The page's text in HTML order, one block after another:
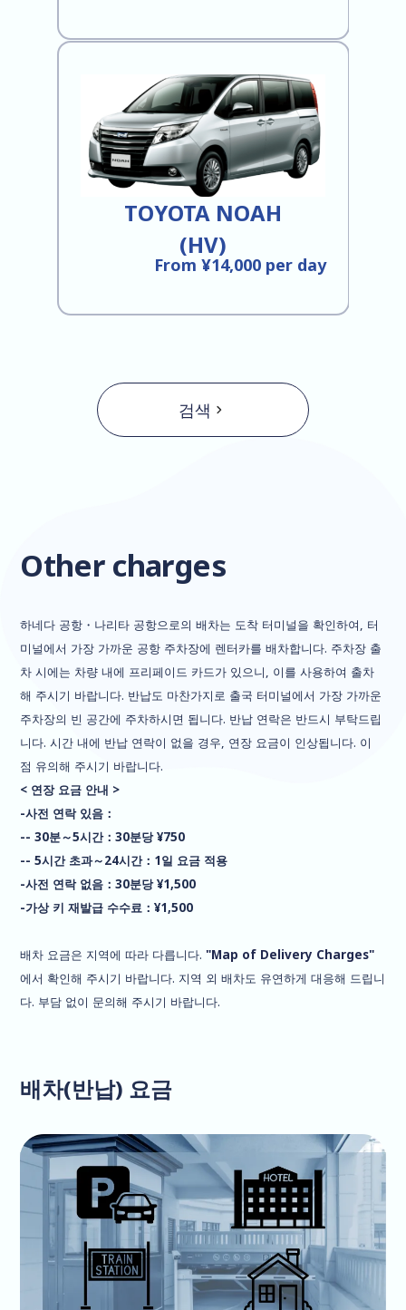
TOYOTA NOAH
(HV)
From ¥14,000 per day
검색
Other charges
하네다 공항・나리타 공항으로의 배차는 도착 터미널을 확인하여, 터
미널에서 가장 가까운 공항 주차장에 렌터카를 배차합니다. 주차장 출
차 시에는 차량 내에 프리페이드 카드가 있으니, 이를 사용하여 출차
해 주시기 바랍니다. 반납도 마찬가지로 출국 터미널에서 가장 가까운
주차장의 빈 공간에 주차하시면 됩니다. 반납 연락은 반드시 부탁드립
니다. 시간 내에 반납 연락이 없을 경우, 연장 요금이 인상됩니다. 이
점 유의해 주시기 바랍니다.
< 연장 요금 안내 >
-사전 연락 있음：
-- 30분～5시간：30분당 ¥750
-- 5시간 초과～24시간：1일 요금 적용
-사전 연락 없음：30분당 ¥1,500
-가상 키 재발급 수수료：¥1,500
배차 요금은 지역에 따라 다릅니다."Map of Delivery Charges"
에서 확인해 주시기 바랍니다. 지역 외 배차도 유연하게 대응해 드립니
다. 부담 없이 문의해 주시기 바랍니다.
배차(반납) 요금